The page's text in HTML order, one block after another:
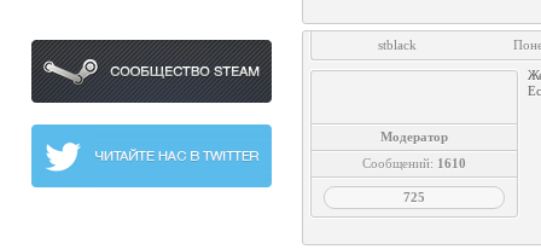
stblack
Модератор
Сообщений: 1610
725